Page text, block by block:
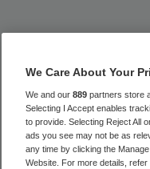
OM
We Care About Your
We and our 889 partners store
Selecting I Accept enables
to provide. Selecting Reject All
ads you see may not be as
any time by clicking the
Website. For more details, refer